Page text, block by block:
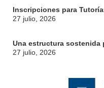
Inscripciones para
27 julio, 2026
Una estructura sostenida
27 julio, 2026